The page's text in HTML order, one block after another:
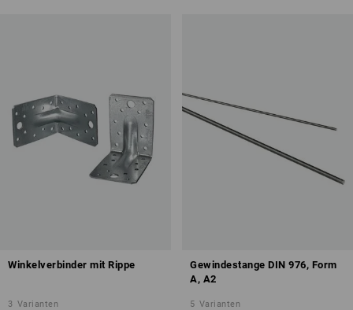
Winkelverbinder mit Rippe
3 Varianten
Gewindestange DIN 976, Form
A, A2
5 Varianten